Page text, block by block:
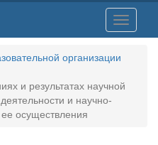
Toggle
организации
и результатах научной
и научно-
осуществления